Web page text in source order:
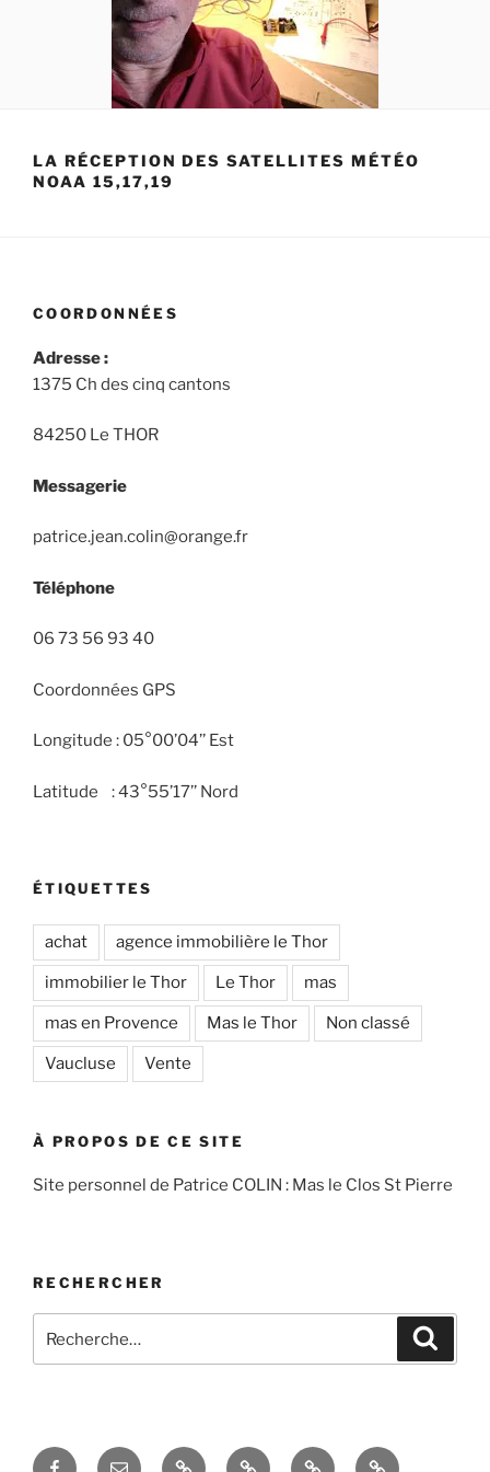
LA RÉCEPTION DES SATELLITES MÉTÉO
NOAA 15,17,19
COORDONNÉES
Adresse :
1375 Ch des cinq cantons
84250 Le THOR
Messagerie
patrice.jean.colin@orange.fr
Téléphone
06 73 56 93 40
Coordonnées GPS
Longitude : 05°00’04’’ Est
Latitude : 43°55’17’’ Nord
ÉTIQUETTES
achat agence immobilière le Thor
immobilier le Thor Le Thor mas
mas en Provence Mas le Thor Non classé
Vaucluse Vente
À PROPOS DE CE SITE
Site personnel de Patrice COLIN : Mas le Clos St Pierre
RECHERCHER
pour
FacebookCourriel Accés Hobby La Espace